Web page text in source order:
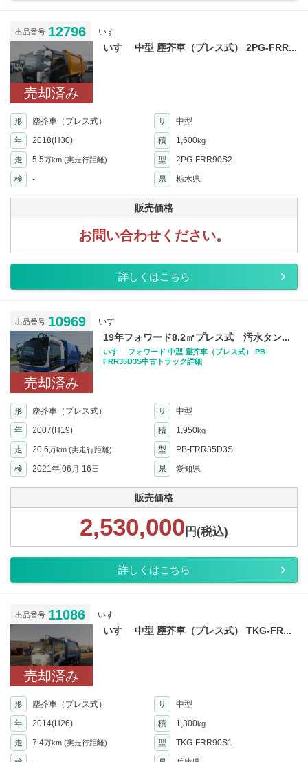
出品番号 12796 いすゞ
売却済み
いすゞ 中型 塵芥車（プレス式） 2PG-FRR...
形 塵芥車（プレス式） サ
中型
年
2018(H30) 積 1,600kg
走 5.5万km (実走行距離) 型
2PG-FRR90S2
検
- 県 栃木県
販売価格
お問い合わせください。
詳しくはこちら
出品番号 10969 いすゞ
売却済み
19年フォワード8.2㎥プレス式 汚水タン...
いすゞ フォワード 中型 塵芥車（プレス式） PB-
FRR35D3S中古トラック詳細
形 塵芥車（プレス式） サ
中型
年
2007(H19) 積 1,950kg
走 20.6万km (実走行距離) 型
PB-FRR35D3S
検
2021年 06月 16日 県 愛知県
販売価格
2,530,000 円(税込)
詳しくはこちら
出品番号 11086 いすゞ
売却済み
いすゞ 中型 塵芥車（プレス式） TKG-FR...
形 塵芥車（プレス式） サ
中型
年
2014(H26) 積 1,300kg
走 7.4万km (実走行距離) 型
TKG-FRR90S1